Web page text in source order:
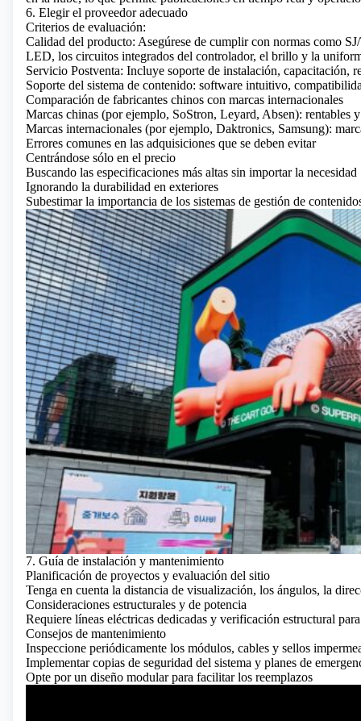
6. Elegir el proveedor adecuado
Criterios de evaluación:
Calidad del producto: Asegúrese de cumplir con normas como
LED, los circuitos integrados del controlador, el brillo y la
Servicio Postventa: Incluye soporte de instalación, capacitación,
Soporte del sistema de contenido: software intuitivo,
Comparación de fabricantes chinos con marcas internacionales
Marcas chinas (por ejemplo, SoStron, Leyard, Absen): rentables
Marcas internacionales (por ejemplo, Daktronics, Samsung):
Errores comunes en las adquisiciones que se deben evitar
Centrándose sólo en el precio
Buscando las especificaciones más altas sin importar la necesidad
Ignorando la durabilidad en exteriores
Subestimar la importancia de los sistemas de gestión de
7. Guía de instalación y mantenimiento
Planificación de proyectos y evaluación del sitio
Tenga en cuenta la distancia de visualización, los ángulos, la
Consideraciones estructurales y de potencia
Requiere líneas eléctricas dedicadas y verificación estructural
Consejos de mantenimiento
Inspeccione periódicamente los módulos, cables y sellos
Implementar copias de seguridad del sistema y planes de
Opte por un diseño modular para facilitar los reemplazos